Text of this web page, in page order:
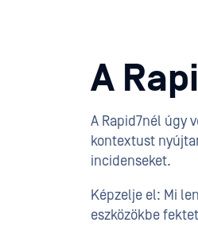
A
A Rapid7nél úgy
kontextust
incidenseket.
Képzelje el: Mi
eszközökbe